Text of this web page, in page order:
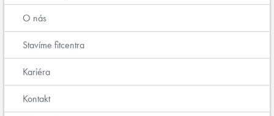
O nás
Stavíme fitcentra
Kariéra
Kontakt